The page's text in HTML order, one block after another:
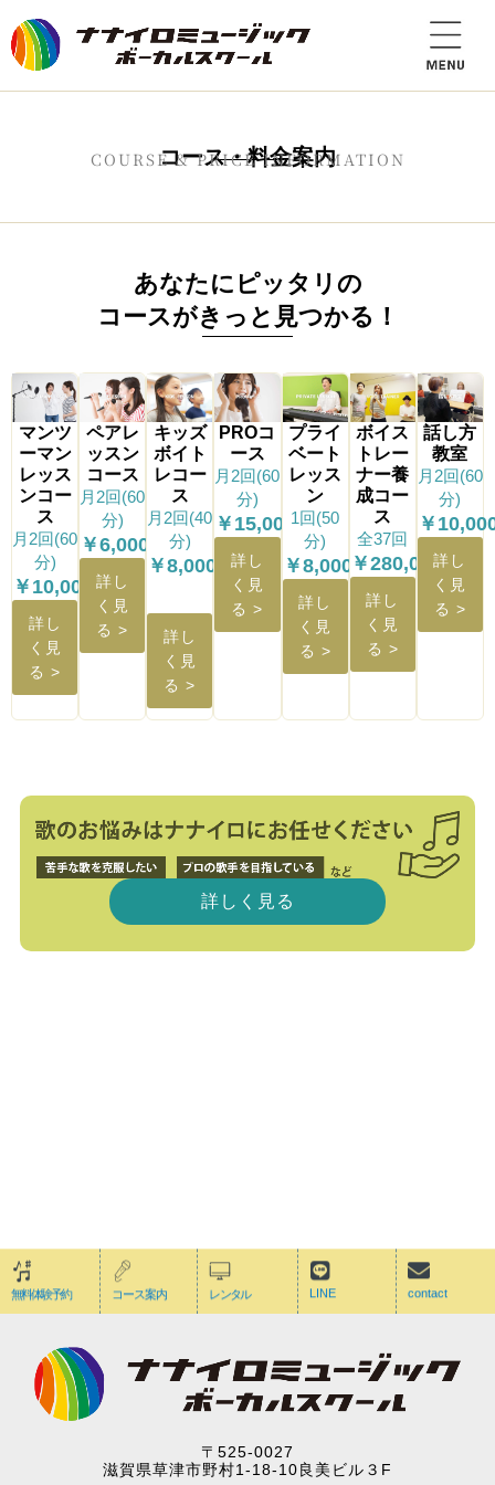
コース・料金案内
COURSE & PRICE INFORMATION
あなたにピッタリの
コースがきっと見つかる！
マンツ
ーマン
レッス
ンコー
ス
月2回(60
分)
￥10,000〜
詳し
く見
る >
ペアレ
ッスン
コース
月2回(60
分)
￥6,000〜
詳し
く見
る >
キッズ
ボイト
レコー
ス
月2回(40
分)
￥8,000〜
詳し
く見
る >
PROコ
ース
月2回(60
分)
￥15,000〜
詳し
く見
る >
プライ
ベート
レッス
ン
1回(50
分)
￥8,000〜
詳し
く見
る >
ボイス
トレー
ナー養
成コー
ス
全37回
￥280,000〜
詳し
く見
る >
話し方
教室
月2回(60
分)
￥
詳し
く見
る >
詳しく見る
無料体験予約 コース案内 レンタル LINE contact
〒525-0027
滋賀県草津市野村1-18-10良美ビル３F